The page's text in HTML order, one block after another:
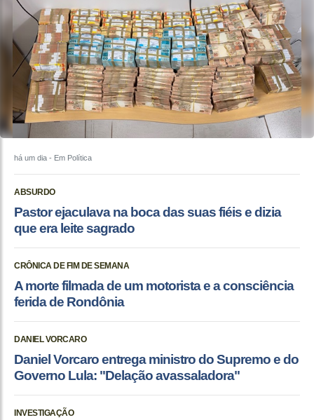
há um dia - Em Política
ABSURDO
Pastor ejaculava na boca das suas fiéis e dizia
que era leite sagrado
CRÔNICA DE FIM DE SEMANA
A morte filmada de um motorista e a consciência
ferida de Rondônia
DANIEL VORCARO
Daniel Vorcaro entrega ministro do Supremo e do
Governo Lula: "Delação avassaladora"
INVESTIGAÇÃO